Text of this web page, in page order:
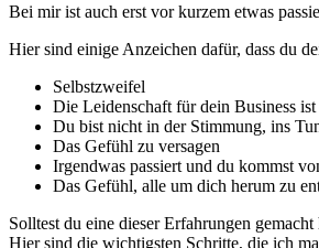
Bei mir ist auch erst vor kurzem etwas
Hier sind einige Anzeichen dafür, dass du
Selbstzweifel
Die Leidenschaft für dein Business
Du bist nicht in der Stimmung, ins
Das Gefühl zu versagen
Irgendwas passiert und du kommst
Das Gefühl, alle um dich herum zu
Solltest du eine dieser Erfahrungen
Hier sind die wichtigsten Schritte, die ich